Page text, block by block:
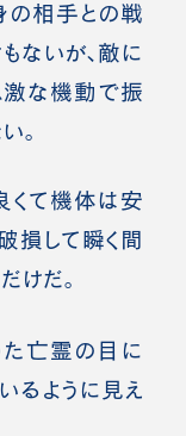
相手との戦
いが、敵に
激な機動で振
。
くて機体は安
損して瞬く間
けだ。
た亡霊の目に
るように見え